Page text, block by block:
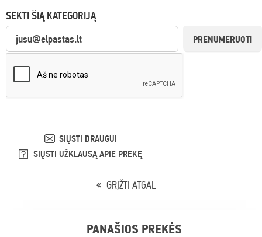
SEKTI ŠIĄ KATEGORIJĄ
PRENUMERUOTI
SIŲSTI DRAUGUI
SIŲSTI UŽKLAUSĄ APIE PREKĘ
GRĮŽTI ATGAL
PANAŠIOS PREKĖS